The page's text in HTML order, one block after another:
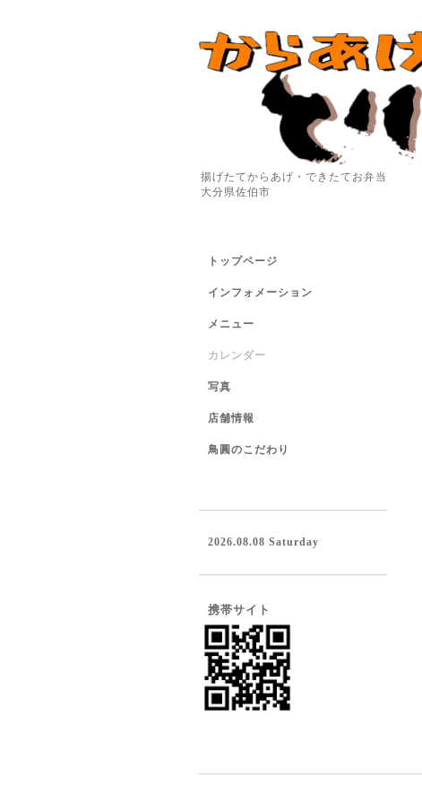
揚げたてからあげ・できたてお弁当
大分県佐伯市
トップページ
インフォメーション
メニュー
カレンダー
写真
店舗情報
鳥圓のこだわり
2026.08.08 Saturday
携帯サイト